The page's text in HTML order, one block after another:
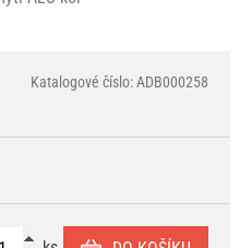
Katalogové číslo: ADB000258